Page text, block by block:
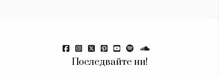
Последвайте ни!